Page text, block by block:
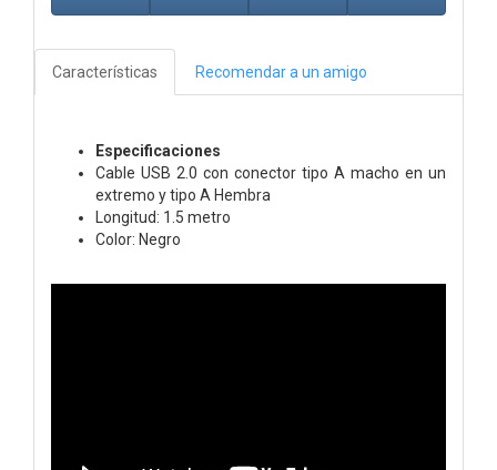
Características Recomendar a un amigo
Especificaciones
Cable USB 2.0 con conector tipo A macho en un
extremo y tipo A Hembra
Longitud: 1.5 metro
Color: Negro